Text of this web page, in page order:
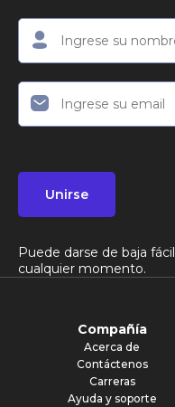
Unirse
Puede darse de baja
cualquier momento.
Compañía
Acerca de
Contáctenos
Carreras
Ayuda y soporte